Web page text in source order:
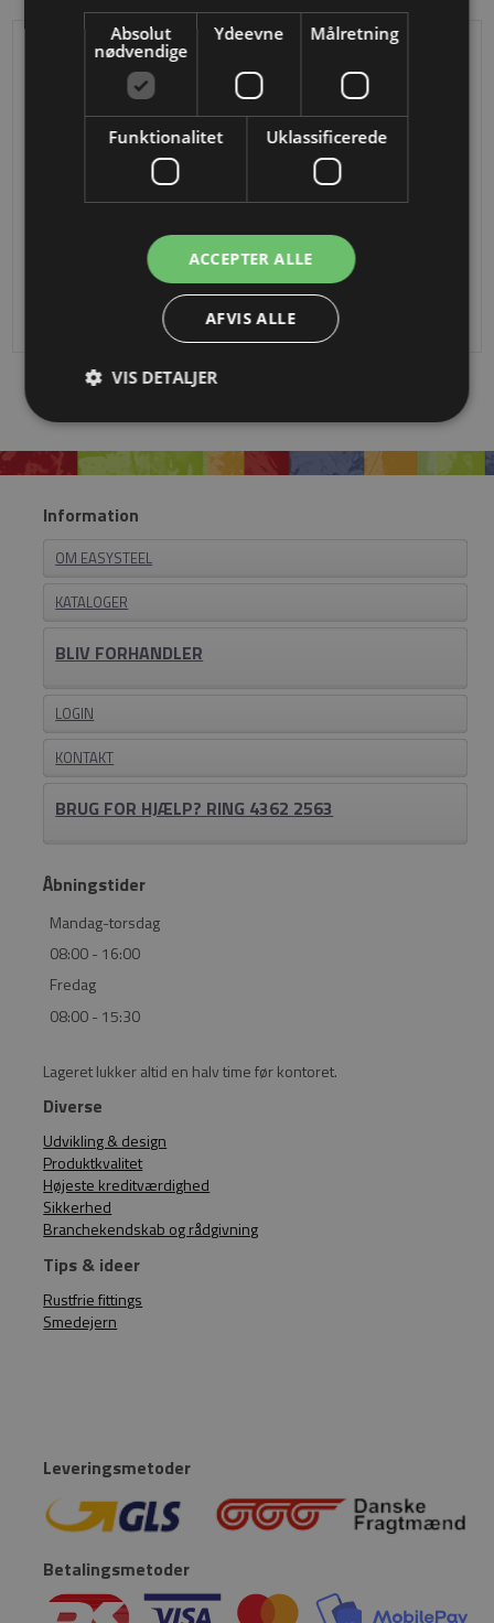
Kort T forbinder, Ø27
DKK 44,41
Lang T forbinder, Ø27
FraDKK 74,56
Information
OM EASYSTEEL
KATALOGER
BLIV FORHANDLER
LOGIN
KONTAKT
BRUG FOR HJÆLP? RING 4362 2563
Åbningstider
Mandag-torsdag
08:00 - 16:00
Fredag
08:00 - 15:30
Lageret lukker altid en halv time før kontoret.
Diverse
Udvikling & design
Produktkvalitet
Højeste kreditværdighed
Sikkerhed
Branchekendskab og rådgivning
Tips & ideer
Rustfrie fittings
Smedejern
Leveringsmetoder
Betalingsmetoder
Absolut
nødvendige
Ydeevne Målretning
Funktionalitet Uklassificerede
ACCEPTER ALLE
AFVIS ALLE
VIS DETALJER